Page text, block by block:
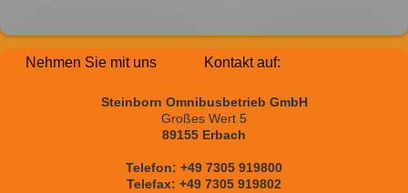
Nehmen Sie mit uns Kontakt auf:
Steinborn Omnibusbetrieb GmbH
Großes Wert 5
89155 Erbach
Telefon: +49 7305 919800
Telefax: +49 7305 919802